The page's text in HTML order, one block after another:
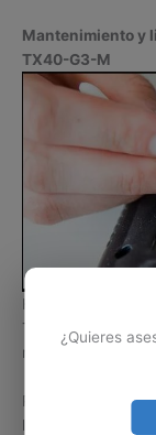
Mantenimiento y
TX40-G3-M
Hay daños o
TravelMate TX40-
mantenimiento a
Problemas como
lentitud, son
¿Quieres